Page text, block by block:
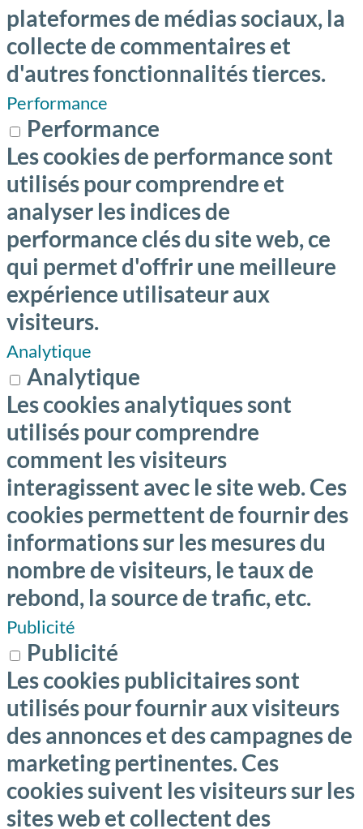
plateformes de médias sociaux, la
collecte de commentaires et
d'autres fonctionnalités tierces.
Performance
Performance
Les cookies de performance sont
utilisés pour comprendre et
analyser les indices de
performance clés du site web, ce
qui permet d'offrir une meilleure
expérience utilisateur aux
visiteurs.
Analytique
Analytique
Les cookies analytiques sont
utilisés pour comprendre
comment les visiteurs
interagissent avec le site web. Ces
cookies permettent de fournir des
informations sur les mesures du
nombre de visiteurs, le taux de
rebond, la source de trafic, etc.
Publicité
Publicité
Les cookies publicitaires sont
utilisés pour fournir aux visiteurs
des annonces et des campagnes de
marketing pertinentes. Ces
cookies suivent les visiteurs sur les
sites web et collectent des